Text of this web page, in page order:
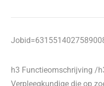
h3 Functieomschrijving /
Verpleegkundige die op